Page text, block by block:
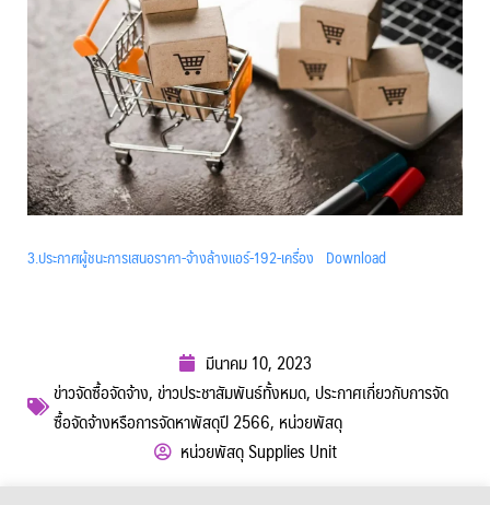
3.ประกาศผู้ชนะการเสนอราคา-จ้างล้างแอร์-192-เครื่อง Download
มีนาคม 10, 2023
ข่าวจัดซื้อจัดจ้าง,ข่าวประชาสัมพันธ์ทั้งหมด, ประกาศเกี่ยวกับการจัด
ซื้อจัดจ้างหรือการจัดหาพัสดุปี 2566, หน่วยพัสดุ
หน่วยพัสดุ Supplies Unit